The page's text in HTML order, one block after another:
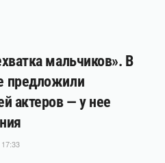
мальчиков». В
предложили
актеров — у нее